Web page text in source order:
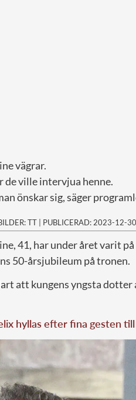
vägrar.
de ville intervjua henne.
önskar sig, säger
TT | PUBLICERAD: 2023-12-30
41, har under året varit
50-årsjubileum på tronen.
att kungens yngsta dotter
hyllas efter fina gesten